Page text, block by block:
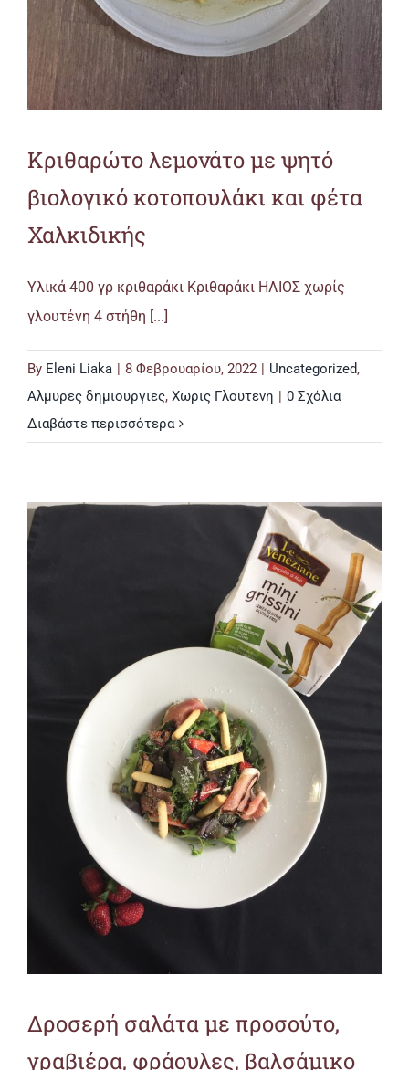
Κριθαρώτο λεμονάτο με ψητό
βιολογικό κοτοπουλάκι και φέτα
Χαλκιδικής
Υλικά 400 γρ κριθαράκι Κριθαράκι ΗΛΙΟΣ χωρίς
γλουτένη 4 στήθη [...]
By Eleni Liaka | 8 Φεβρουαρίου, 2022 | Uncategorized,
Αλμυρες δημιουργιες, Χωρις Γλουτενη | 0 Σχόλια
Διαβάστε περισσότερα
Δροσερή σαλάτα με προσούτο,
γραβιέρα, φράουλες, βαλσάμικο